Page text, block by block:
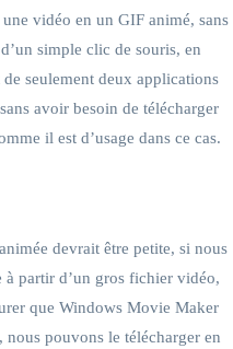
vidéo en un GIF animé, sans
simple clic de souris, en
seulement deux applications
avoir besoin de télécharger
il est d’usage dans ce cas.
devrait être petite, si nous
à partir d’un gros fichier vidéo,
que Windows Movie Maker
nous pouvons le télécharger en